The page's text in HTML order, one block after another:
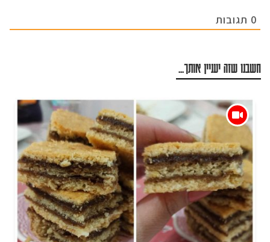
0 תגובות
חשבנו שזה יעניין אותך...